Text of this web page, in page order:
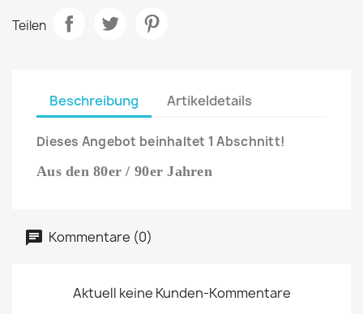
Teilen
Beschreibung Artikeldetails
Dieses Angebot beinhaltet 1 Abschnitt!
Aus den 80er / 90er Jahren
Kommentare (0)
Aktuell keine Kunden-Kommentare